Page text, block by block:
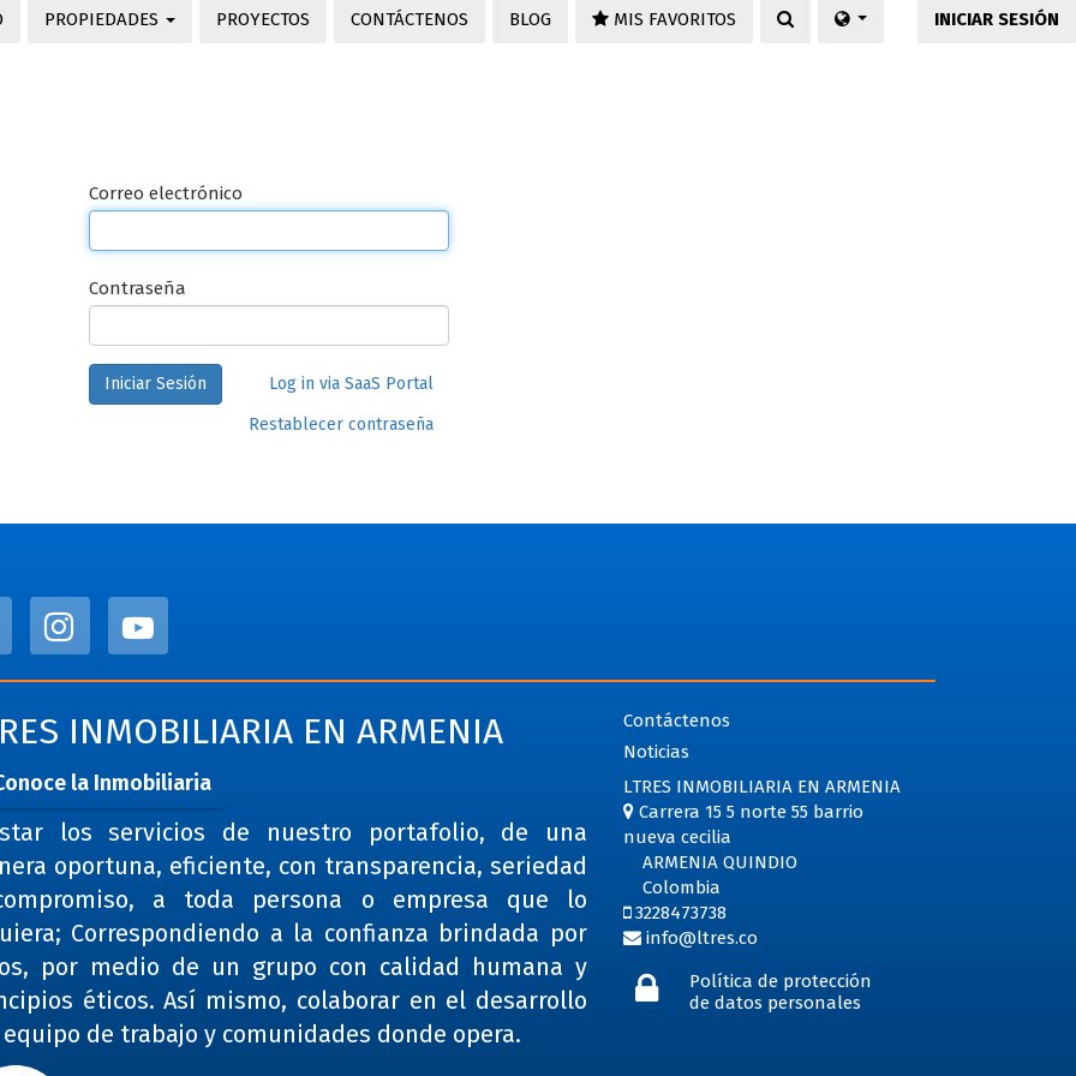
PROPIEDADES PROYECTOS CONTÁCTENOS BLOG MIS FAVORITOS INICIAR SESIÓN
Correo electrónico
Contraseña
Log in via SaaS Portal
Restablecer contraseña
Iniciar Sesión
INMOBILIARIA EN ARMENIA
la Inmobiliaria
los servicios de nuestro portafolio, de una
oportuna, eficiente, con transparencia, seriedad
a toda persona o empresa que lo
Correspondiendo a la confianza brindada por
por medio de un grupo con calidad humana y
éticos. Así mismo, colaborar en el desarrollo
de trabajo y comunidades donde opera.
Contáctenos
Noticias
LTRES INMOBILIARIA EN ARMENIA
Carrera 15 5 norte 55 barrio
nueva cecilia
ARMENIA QUINDIO
Colombia
3228473738
info@ltres.co
Política de protección
de datos personales